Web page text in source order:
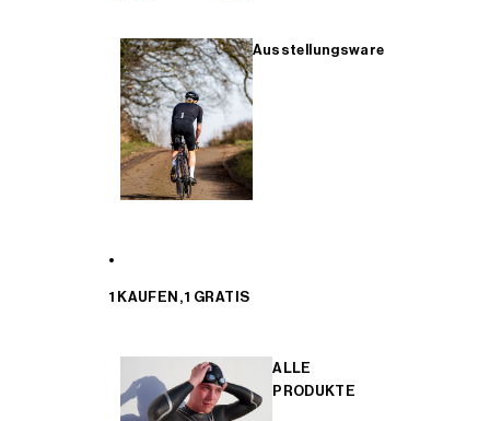
Ausstellungsware
1 KAUFEN, 1 GRATIS
ALLE
PRODUKTE